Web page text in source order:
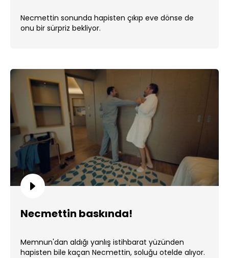
Necmettin sonunda hapisten çıkıp eve dönse de
onu bir sürpriz bekliyor.
Necmettin baskında!
Memnun'dan aldığı yanlış istihbarat yüzünden
hapisten bile kaçan Necmettin, soluğu otelde alıyor.